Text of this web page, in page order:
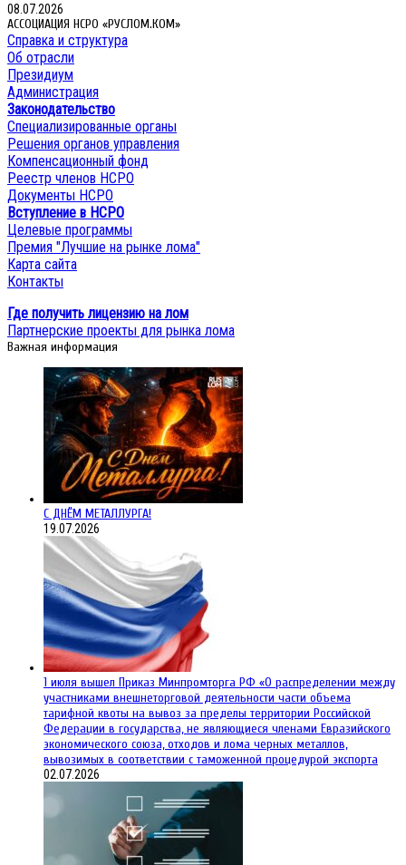
08.07.2026
АССОЦИАЦИЯ НСРО «РУСЛОМ.КОМ»
Справка и структура
Об отрасли
Президиум
Администрация
Законодательство
Специализированные органы
Решения органов управления
Компенсационный фонд
Реестр членов НСРО
Документы НСРО
Вступление в НСРО
Целевые программы
Премия "Лучшие на рынке лома"
Карта сайта
Контакты
Где получить лицензию на лом
Партнерские проекты для рынка лома
Важная информация
С ДНЁМ МЕТАЛЛУРГА!
19.07.2026
1 июля вышел Приказ Минпромторга РФ «О распределении между
участниками внешнеторговой деятельности части объема
тарифной квоты на вывоз за пределы территории Российской
Федерации в государства, не являющиеся членами Евразийского
экономического союза, отходов и лома черных металлов,
вывозимых в соответствии с таможенной процедурой экспорта
02.07.2026